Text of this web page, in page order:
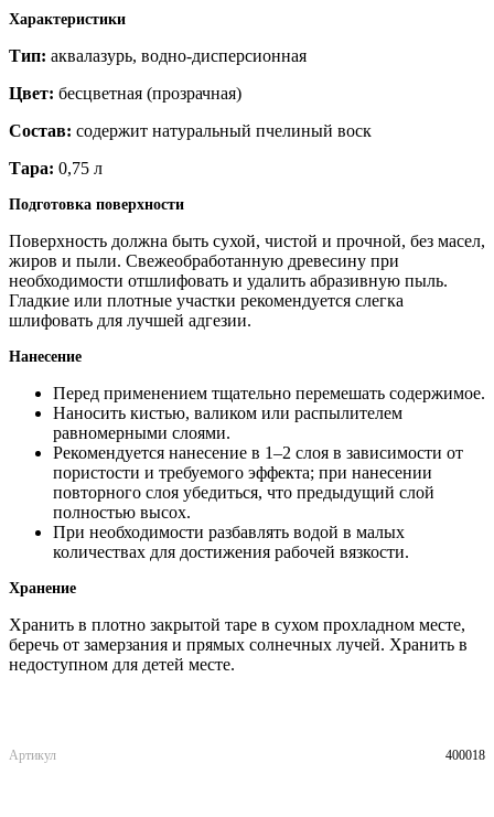
Характеристики
Тип: аквалазурь, водно-дисперсионная
Цвет: бесцветная (прозрачная)
Состав: содержит натуральный пчелиный воск
Тара: 0,75 л
Подготовка поверхности
Поверхность должна быть сухой, чистой и прочной, без масел,
жиров и пыли. Свежеобработанную древесину при
необходимости отшлифовать и удалить абразивную пыль.
Гладкие или плотные участки рекомендуется слегка
шлифовать для лучшей адгезии.
Нанесение
Перед применением тщательно перемешать содержимое.
Наносить кистью, валиком или распылителем
равномерными слоями.
Рекомендуется нанесение в 1–2 слоя в зависимости от
пористости и требуемого эффекта; при нанесении
повторного слоя убедиться, что предыдущий слой
полностью высох.
При необходимости разбавлять водой в малых
количествах для достижения рабочей вязкости.
Хранение
Хранить в плотно закрытой таре в сухом прохладном месте,
беречь от замерзания и прямых солнечных лучей. Хранить в
недоступном для детей месте.
Артикул 400018